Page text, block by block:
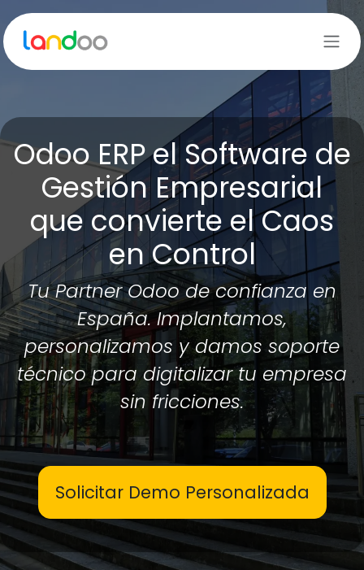
Ir al contenido
Odoo ERP el Software de
Gestión Empresarial
que convierte el Caos
en Control
Tu Partner Odoo de confianza en
España. Implantamos,
personalizamos y damos soporte
técnico para digitalizar tu empresa
sin fricciones.
Solicitar Demo Personalizada